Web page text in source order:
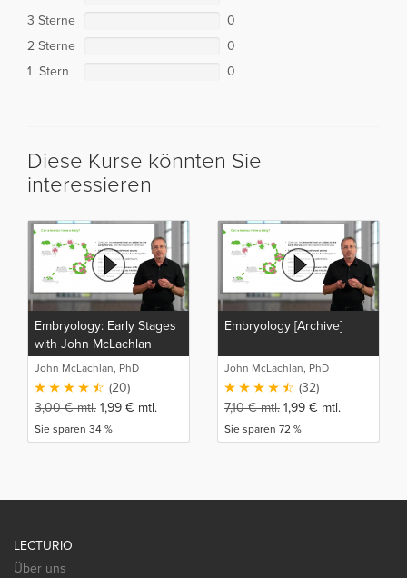
3 Sterne
0
2 Sterne
0
1 Stern
0
Diese Kurse könnten Sie
interessieren
Embryology: Early Stages
with John McLachlan
John McLachlan, PhD
(20)
3,00€mtl. 1,99 € mtl.
Sie sparen 34 %
Embryology [Archive]
John McLachlan, PhD
(32)
7,10€mtl. 1,99 € mtl.
Sie sparen 72 %
LECTURIO
Über uns